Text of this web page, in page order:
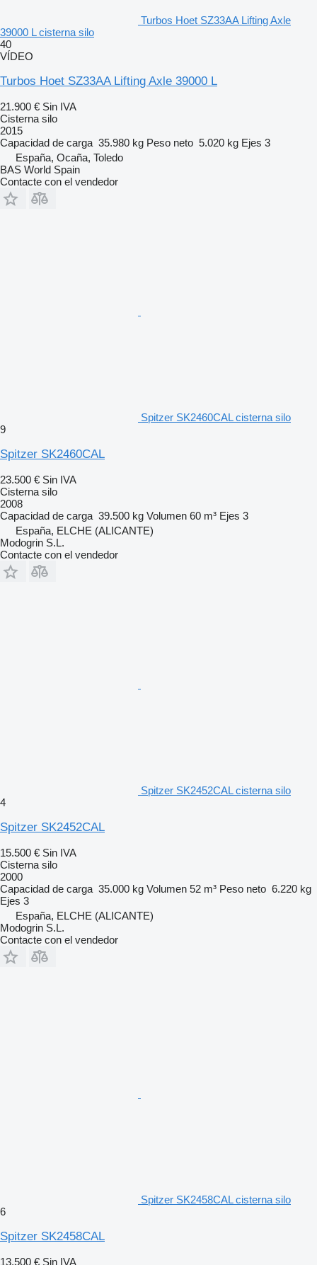
Turbos Hoet SZ33AA Lifting Axle
39000 L cisterna silo
40
VÍDEO
Turbos Hoet SZ33AA Lifting Axle 39000 L
21.900 € Sin IVA
Cisterna silo
2015
Capacidad de carga 35.980 kg Peso neto 5.020 kg Ejes 3
España, Ocaña, Toledo
BAS World Spain
Contacte con el vendedor
Spitzer SK2460CAL cisterna silo
9
Spitzer SK2460CAL
23.500 € Sin IVA
Cisterna silo
2008
Capacidad de carga 39.500 kg Volumen 60 m³ Ejes 3
España, ELCHE (ALICANTE)
Modogrin S.L.
Contacte con el vendedor
Spitzer SK2452CAL cisterna silo
4
Spitzer SK2452CAL
15.500 € Sin IVA
Cisterna silo
2000
Capacidad de carga 35.000 kg Volumen 52 m³ Peso neto 6.220 kg
Ejes 3
España, ELCHE (ALICANTE)
Modogrin S.L.
Contacte con el vendedor
Spitzer SK2458CAL cisterna silo
6
Spitzer SK2458CAL
13.500 € Sin IVA